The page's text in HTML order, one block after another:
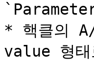
* 핵클의
value 형태